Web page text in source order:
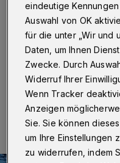
Wuppertal· Der
sind zu jeder
besonders. Schnee
Osten Wuppertals
12.02.2021 , 15:31 Uhr
eindeutige
Auswahl von OK
für die unter „Wir und
Daten, um Ihnen
Zwecke. Durch
Widerruf Ihrer
Wenn Tracker
Anzeigen
Sie. Sie können
um Ihre Einstellungen
zu widerrufen, indem